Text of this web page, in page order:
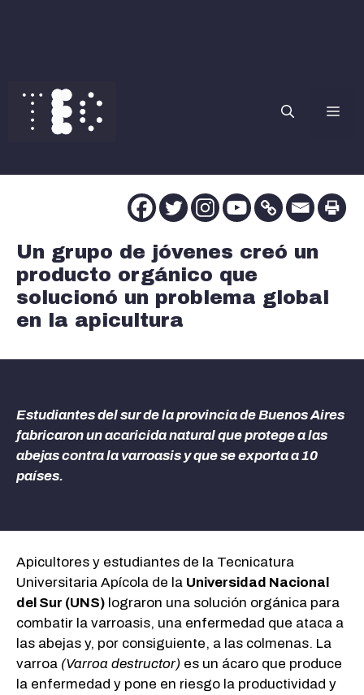
contenido
Un grupo de jóvenes creó un
producto orgánico que
solucionó un problema global
en la apicultura
Estudiantes del sur de la provincia de Buenos Aires
fabricaron un acaricida natural que protege a las
abejas contra la varroasis y que se exporta a 10
países.
Apicultores y estudiantes de la Tecnicatura
Universitaria Apícola de la Universidad Nacional
del Sur (UNS) lograron una solución orgánica para
combatir la varroasis, una enfermedad que ataca a
las abejas y, por consiguiente, a las colmenas. La
varroa (Varroa destructor) es un ácaro que produce
la enfermedad y pone en riesgo la productividad y